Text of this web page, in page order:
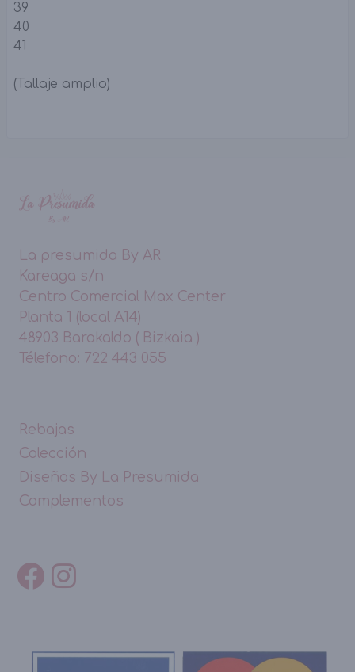
39
40
41
(Tallaje amplio)
La presumida By AR
Kareaga s/n
Centro Comercial Max Center
Planta 1 (local A14)
48903 Barakaldo ( Bizkaia )
Télefono: 722 443 055
Rebajas
Colección
Diseños By La Presumida
Complementos